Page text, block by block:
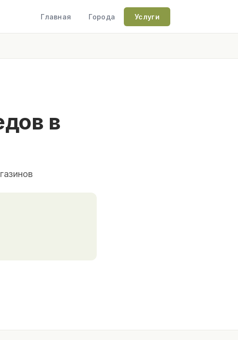
Главная Города Услуги
в